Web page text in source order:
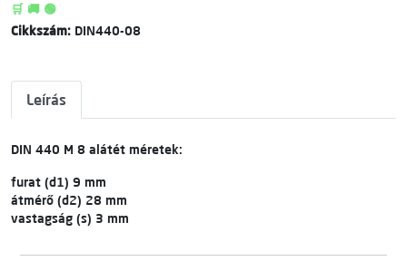
🛒 🚚 🟢
Cikkszám: DIN440-08
Leírás
DIN 440 M 8 alátét méretek:
furat (d1) 9 mm
átmérő (d2) 28 mm
vastagság (s) 3 mm